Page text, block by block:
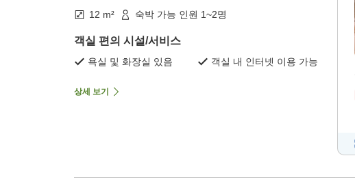
12 m² 숙박 가능 인원 1~2명
객실 편의 시설/서비스
욕실 및 화장실 있음 객실 내 인터넷 이용 가능
상세 보기